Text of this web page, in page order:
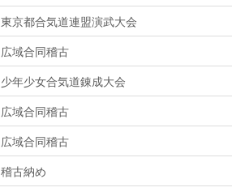
東京都合気道連盟演武大会
広域合同稽古
少年少女合気道錬成大会
広域合同稽古
広域合同稽古
稽古納め